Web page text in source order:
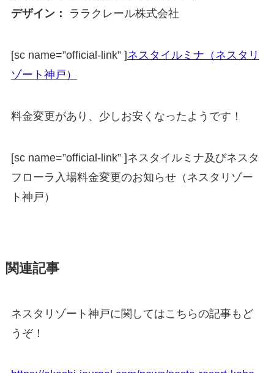
デザイン：
ララクレール株式会社
[sc name=”official-link” ]ネスタイルミナ（ネスタリ
ゾート神戸）
料金変更があり、少しお安くなったようです！
[sc name=”official-link” ]ネスタイルミナ及びネスタ
フローラ入場料金変更のお知らせ（ネスタリゾー
ト神戸）
関連記事
ネスタリゾート神戸に関してはこちらの記事もど
うぞ！